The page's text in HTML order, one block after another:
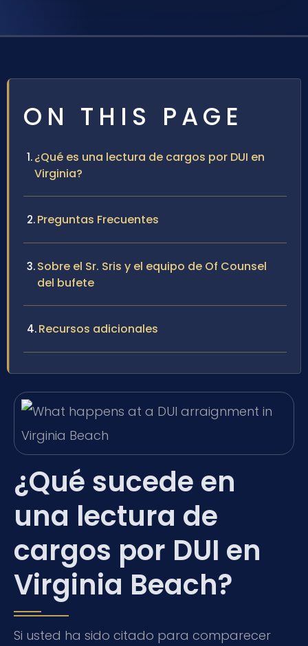
ON THIS PAGE
¿Qué es una lectura de cargos por DUI en
Virginia?
Preguntas Frecuentes
Sobre el Sr. Sris y el equipo de Of Counsel
del bufete
Recursos adicionales
¿Qué sucede en
una lectura de
cargos por DUI en
Virginia Beach?
Si usted ha sido citado para comparecer